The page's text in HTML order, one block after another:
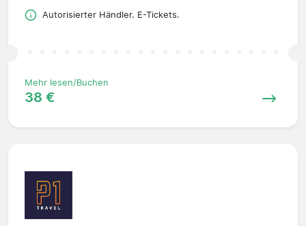
Autorisierter Händler. E-Tickets.
Mehr lesen/Buchen
38 €